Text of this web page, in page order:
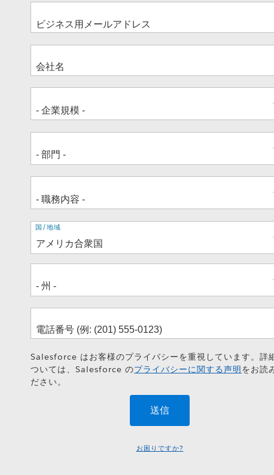
住
所
国/地域
Salesforce はお客様のプライバシーを重視しています。詳
ついては、Salesforce のプライバシーに関する声明をお読
ださい。
お困りですか?